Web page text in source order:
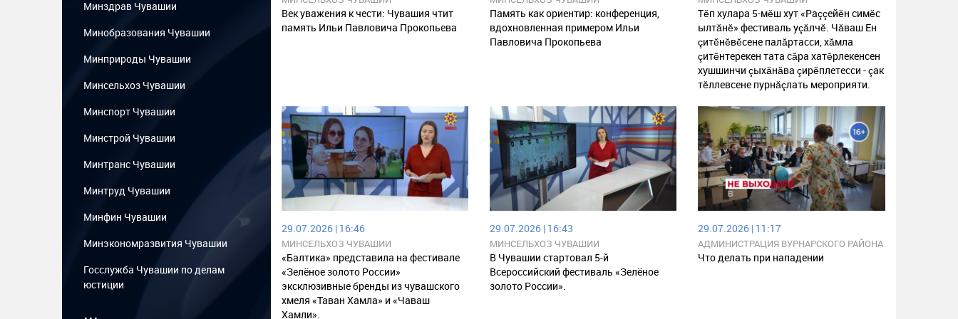
Минздрав Чувашии
Минобразования Чувашии
Минприроды Чувашии
Минсельхоз Чувашии
Минспорт Чувашии
Минстрой Чувашии
Минтранс Чувашии
Минтруд Чувашии
Минфин Чувашии
Минэкономразвития Чувашии
Госслужба Чувашии по делам
юстиции
...
Век уважения к чести: Чувашия чтит
память Ильи Павловича Прокопьева
Память как ориентир: конференция,
вдохновленная примером Ильи
Павловича Прокопьева
Тĕп хулара 5-мĕш хут «Раççейĕн симĕс
ылтăнĕ» фестиваль уçăлчĕ. Чăваш Ен
çитĕнĕвĕсене палăртасси, хăмла
çитĕнтерекен тата сăра хатĕрлекенсен
хушшинчи çыхăнăва çирĕплетесси - çак
тĕллевсене пурнăçлать мероприяти.
29.07.2026 | 16:46
МИНСЕЛЬХОЗ ЧУВАШИИ
«Балтика» представила на фестивале
«Зелёное золото России»
эксклюзивные бренды из чувашского
хмеля «Таван Хамла» и «Чаваш
Хамли».
29.07.2026 | 16:43
МИНСЕЛЬХОЗ ЧУВАШИИ
В Чувашии стартовал 5-й
Всероссийский фестиваль «Зелёное
золото России».
29.07.2026 | 11:17
АДМИНИСТРАЦИЯ ВУРНАРСКОГО РАЙОНА
ЧУВАШСКОЙ РЕСПУБЛИКИ
Что делать при нападении